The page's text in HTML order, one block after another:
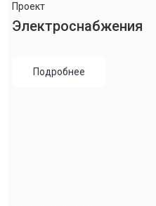
Проект
Электроснабжения
Подробнее